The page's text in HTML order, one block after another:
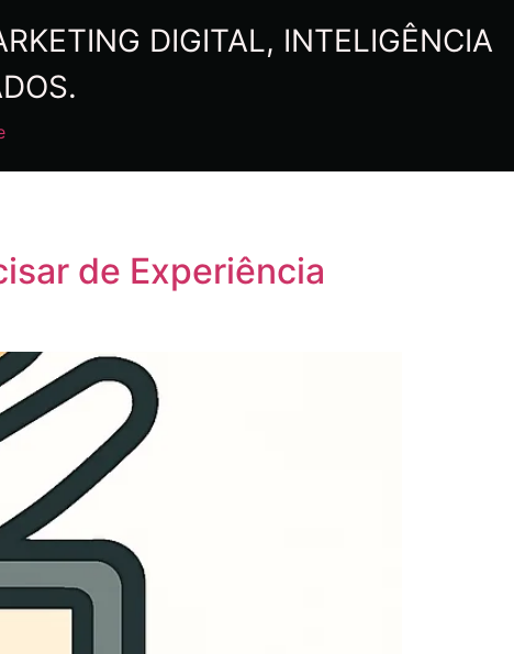
DIGITAL, INTELIGÊNCIA
de Experiência